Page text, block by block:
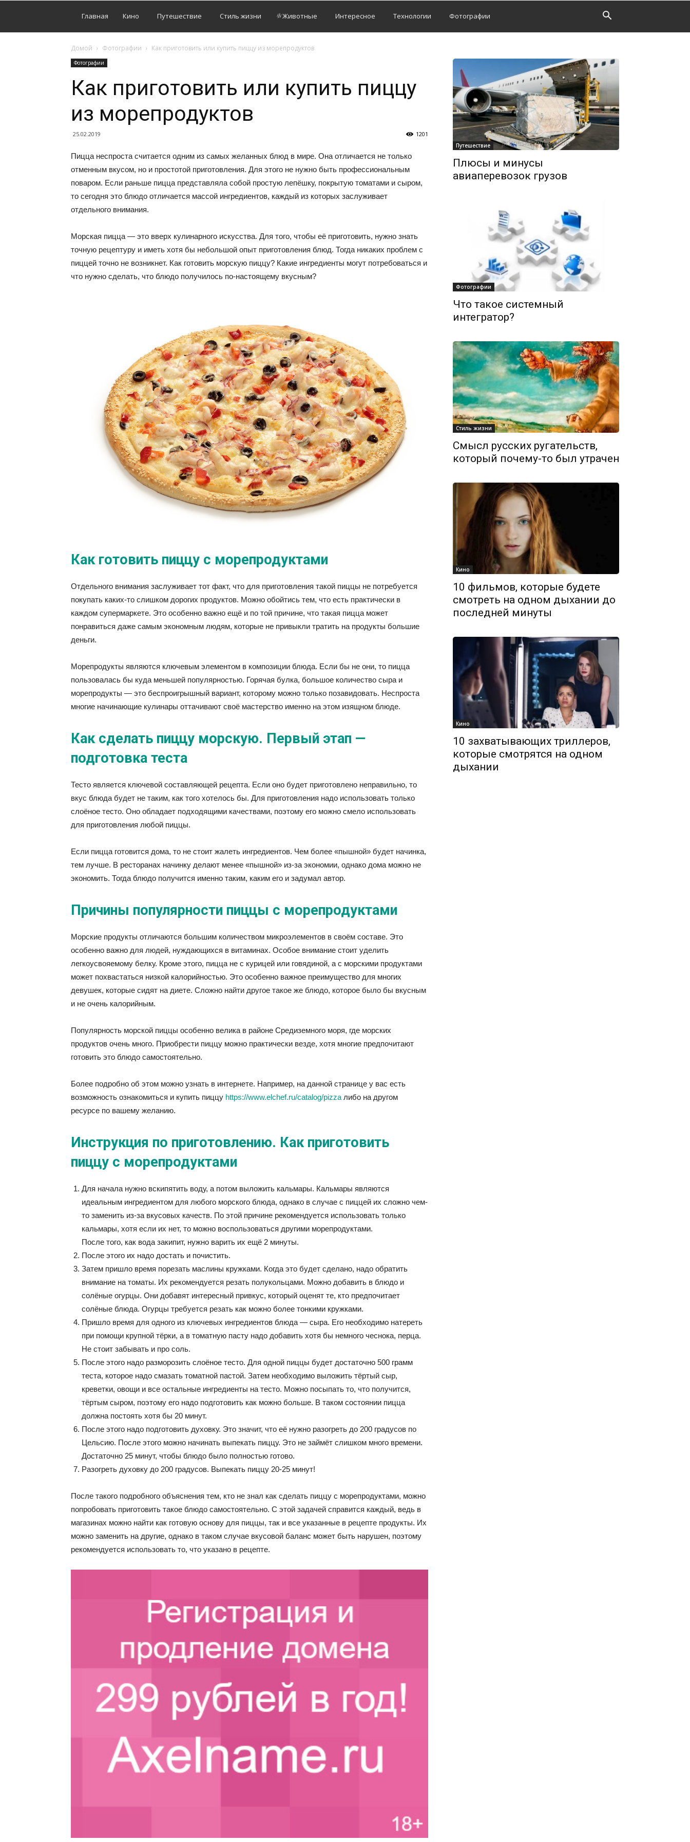
Главная Кино Путешествие Стиль жизни Животные Интересное Технологии Фотографии
Домой Фотографии Как приготовить или купить пиццу из морепродуктов
Фотографии
Как приготовить или купить пиццу
из морепродуктов
25.02.2019 1201
Пицца неспроста считается одним из самых желанных блюд в мире. Она отличается не только
отменным вкусом, но и простотой приготовления. Для этого не нужно быть профессиональным
поваром. Если раньше пицца представляла собой простую лепёшку, покрытую томатами и сыром,
то сегодня это блюдо отличается массой ингредиентов, каждый из которых заслуживает
отдельного внимания.
Морская пицца — это вверх кулинарного искусства. Для того, чтобы её приготовить, нужно знать
точную рецептуру и иметь хотя бы небольшой опыт приготовления блюд. Тогда никаких проблем с
пиццей точно не возникнет. Как готовить морскую пиццу? Какие ингредиенты могут потребоваться и
что нужно сделать, что блюдо получилось по-настоящему вкусным?
Как готовить пиццу с морепродуктами
Отдельного внимания заслуживает тот факт, что для приготовления такой пиццы не потребуется
покупать каких-то слишком дорогих продуктов. Можно обойтись тем, что есть практически в
каждом супермаркете. Это особенно важно ещё и по той причине, что такая пицца может
понравиться даже самым экономным людям, которые не привыкли тратить на продукты большие
деньги.
Морепродукты являются ключевым элементом в композиции блюда. Если бы не они, то пицца
пользовалась бы куда меньшей популярностью. Горячая булка, большое количество сыра и
морепродукты — это беспроигрышный вариант, которому можно только позавидовать. Неспроста
многие начинающие кулинары оттачивают своё мастерство именно на этом изящном блюде.
Как сделать пиццу морскую. Первый этап —
подготовка теста
Тесто является ключевой составляющей рецепта. Если оно будет приготовлено неправильно, то
вкус блюда будет не таким, как того хотелось бы. Для приготовления надо использовать только
слоёное тесто. Оно обладает подходящими качествами, поэтому его можно смело использовать
для приготовления любой пиццы.
Если пицца готовится дома, то не стоит жалеть ингредиентов. Чем более «пышной» будет начинка,
тем лучше. В ресторанах начинку делают менее «пышной» из-за экономии, однако дома можно не
экономить. Тогда блюдо получится именно таким, каким его и задумал автор.
Причины популярности пиццы с морепродуктами
Морские продукты отличаются большим количеством микроэлементов в своём составе. Это
особенно важно для людей, нуждающихся в витаминах. Особое внимание стоит уделить
легкоусвояемому белку. Кроме этого, пицца не с курицей или говядиной, а с морскими продуктами
может похвастаться низкой калорийностью. Это особенно важное преимущество для многих
девушек, которые сидят на диете. Сложно найти другое такое же блюдо, которое было бы вкусным
и не очень калорийным.
Популярность морской пиццы особенно велика в районе Средиземного моря, где морских
продуктов очень много. Приобрести пиццу можно практически везде, хотя многие предпочитают
готовить это блюдо самостоятельно.
Более подробно об этом можно узнать в интернете. Например, на данной странице у вас есть
возможность ознакомиться и купить пиццу https://www.elchef.ru/catalog/pizza либо на другом
ресурсе по вашему желанию.
Инструкция по приготовлению. Как приготовить
пиццу с морепродуктами
Для начала нужно вскипятить воду, а потом выложить кальмары. Кальмары являются
идеальным ингредиентом для любого морского блюда, однако в случае с пиццей их сложно чем-
то заменить из-за вкусовых качеств. По этой причине рекомендуется использовать только
кальмары, хотя если их нет, то можно воспользоваться другими морепродуктами.
После того, как вода закипит, нужно варить их ещё 2 минуты.
После этого их надо достать и почистить.
Затем пришло время порезать маслины кружками. Когда это будет сделано, надо обратить
внимание на томаты. Их рекомендуется резать полукольцами. Можно добавить в блюдо и
солёные огурцы. Они добавят интересный привкус, который оценят те, кто предпочитает
солёные блюда. Огурцы требуется резать как можно более тонкими кружками.
Пришло время для одного из ключевых ингредиентов блюда — сыра. Его необходимо натереть
при помощи крупной тёрки, а в томатную пасту надо добавить хотя бы немного чеснока, перца.
Не стоит забывать и про соль.
После этого надо разморозить слоёное тесто. Для одной пиццы будет достаточно 500 грамм
теста, которое надо смазать томатной пастой. Затем необходимо выложить тёртый сыр,
креветки, овощи и все остальные ингредиенты на тесто. Можно посыпать то, что получится,
тёртым сыром, поэтому его надо подготовить как можно больше. В таком состоянии пицца
должна постоять хотя бы 20 минут.
После этого надо подготовить духовку. Это значит, что её нужно разогреть до 200 градусов по
Цельсию. После этого можно начинать выпекать пиццу. Это не займёт слишком много времени.
Достаточно 25 минут, чтобы блюдо было полностью готово.
Разогреть духовку до 200 градусов. Выпекать пиццу 20-25 минут!
После такого подробного объяснения тем, кто не знал как сделать пиццу с морепродуктами, можно
попробовать приготовить такое блюдо самостоятельно. С этой задачей справится каждый, ведь в
магазинах можно найти как готовую основу для пиццы, так и все указанные в рецепте продукты. Их
можно заменить на другие, однако в таком случае вкусовой баланс может быть нарушен, поэтому
рекомендуется использовать то, что указано в рецепте.
Путешествие
Плюсы и минусы
авиаперевозок грузов
Фотографии
Что такое системный
интегратор?
Стиль жизни
Смысл русских ругательств,
который почему-то был утрачен
Кино
10 фильмов, которые будете
смотреть на одном дыхании до
последней минуты
Кино
10 захватывающих триллеров,
которые смотрятся на одном
дыхании